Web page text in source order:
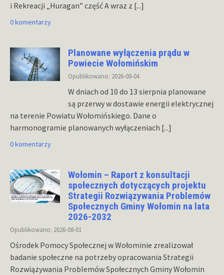
i Rekreacji „Huragan” część A wraz z [...]
0 komentarzy
Planowane wyłączenia prądu w
Powiecie Wołomińskim
Opublikowano: 2026-08-04
W dniach od 10 do 13 sierpnia planowane
są przerwy w dostawie energii elektrycznej
na terenie Powiatu Wołomińskiego. Dane o
harmonogramie planowanych wyłączeniach [...]
0 komentarzy
Wołomin – Raport z konsultacji
społecznych dotyczących projektu
Strategii Rozwiązywania Problemów
Społecznych Gminy Wołomin na lata
2026-2032
Opublikowano: 2026-08-01
Ośrodek Pomocy Społecznej w Wołominie zrealizował
badanie społeczne na potrzeby opracowania Strategii
Rozwiązywania Problemów Społecznych Gminy Wołomin